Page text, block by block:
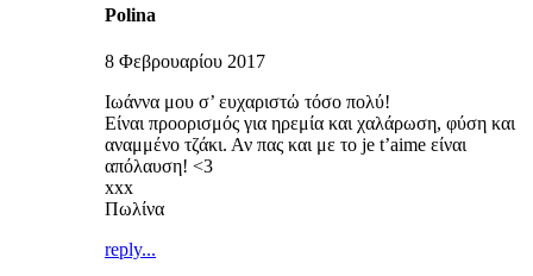
Polina
8 Φεβρουαρίου 2017
Ιωάννα μου σ’ ευχαριστώ τόσο πολύ!
Είναι προορισμός για ηρεμία και χαλάρωση, φύση και
αναμμένο τζάκι. Αν πας και με το je t’aime είναι
απόλαυση! <3
xxx
Πωλίνα
reply...